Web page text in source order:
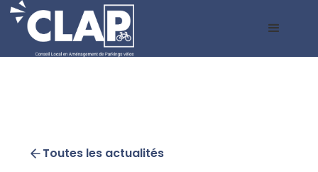
Toutes les actualités